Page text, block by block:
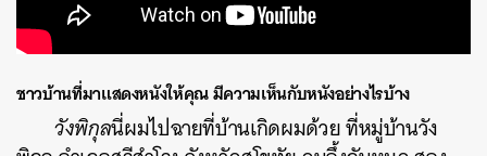
ชาวบ้านที่มาแสดงหนังให้คุณมีความเห็นกับหนังอย่างไรบ้าง
วังพิกุลนี่ผมไปฉายที่บ้านเกิดผมด้วย ที่หมู่บ้านวัง